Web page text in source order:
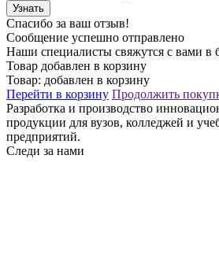
Узнать
Спасибо за ваш отзыв!
Сообщение успешно отправлено
Наши специалисты свяжутся с вами в
Товар добавлен в корзину
Товар: добавлен в корзину
Перейти в корзину Продолжить
Разработка и производство
продукции для вузов, колледжей и
предприятий.
Следи за нами